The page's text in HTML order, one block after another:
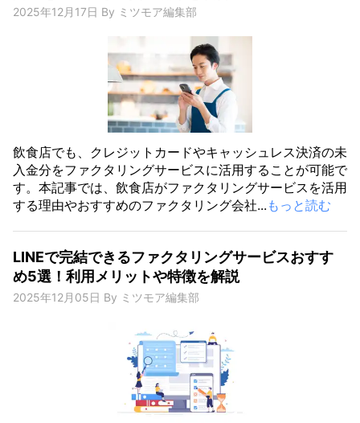
2025年12月17日 By ミツモア編集部
飲食店でも、クレジットカードやキャッシュレス決済の未
入金分をファクタリングサービスに活用することが可能で
す。本記事では、飲食店がファクタリングサービスを活用
する理由やおすすめのファクタリング会社... もっと読む
LINEで完結できるファクタリングサービスおすす
め5選！利用メリットや特徴を解説
2025年12月05日 By ミツモア編集部